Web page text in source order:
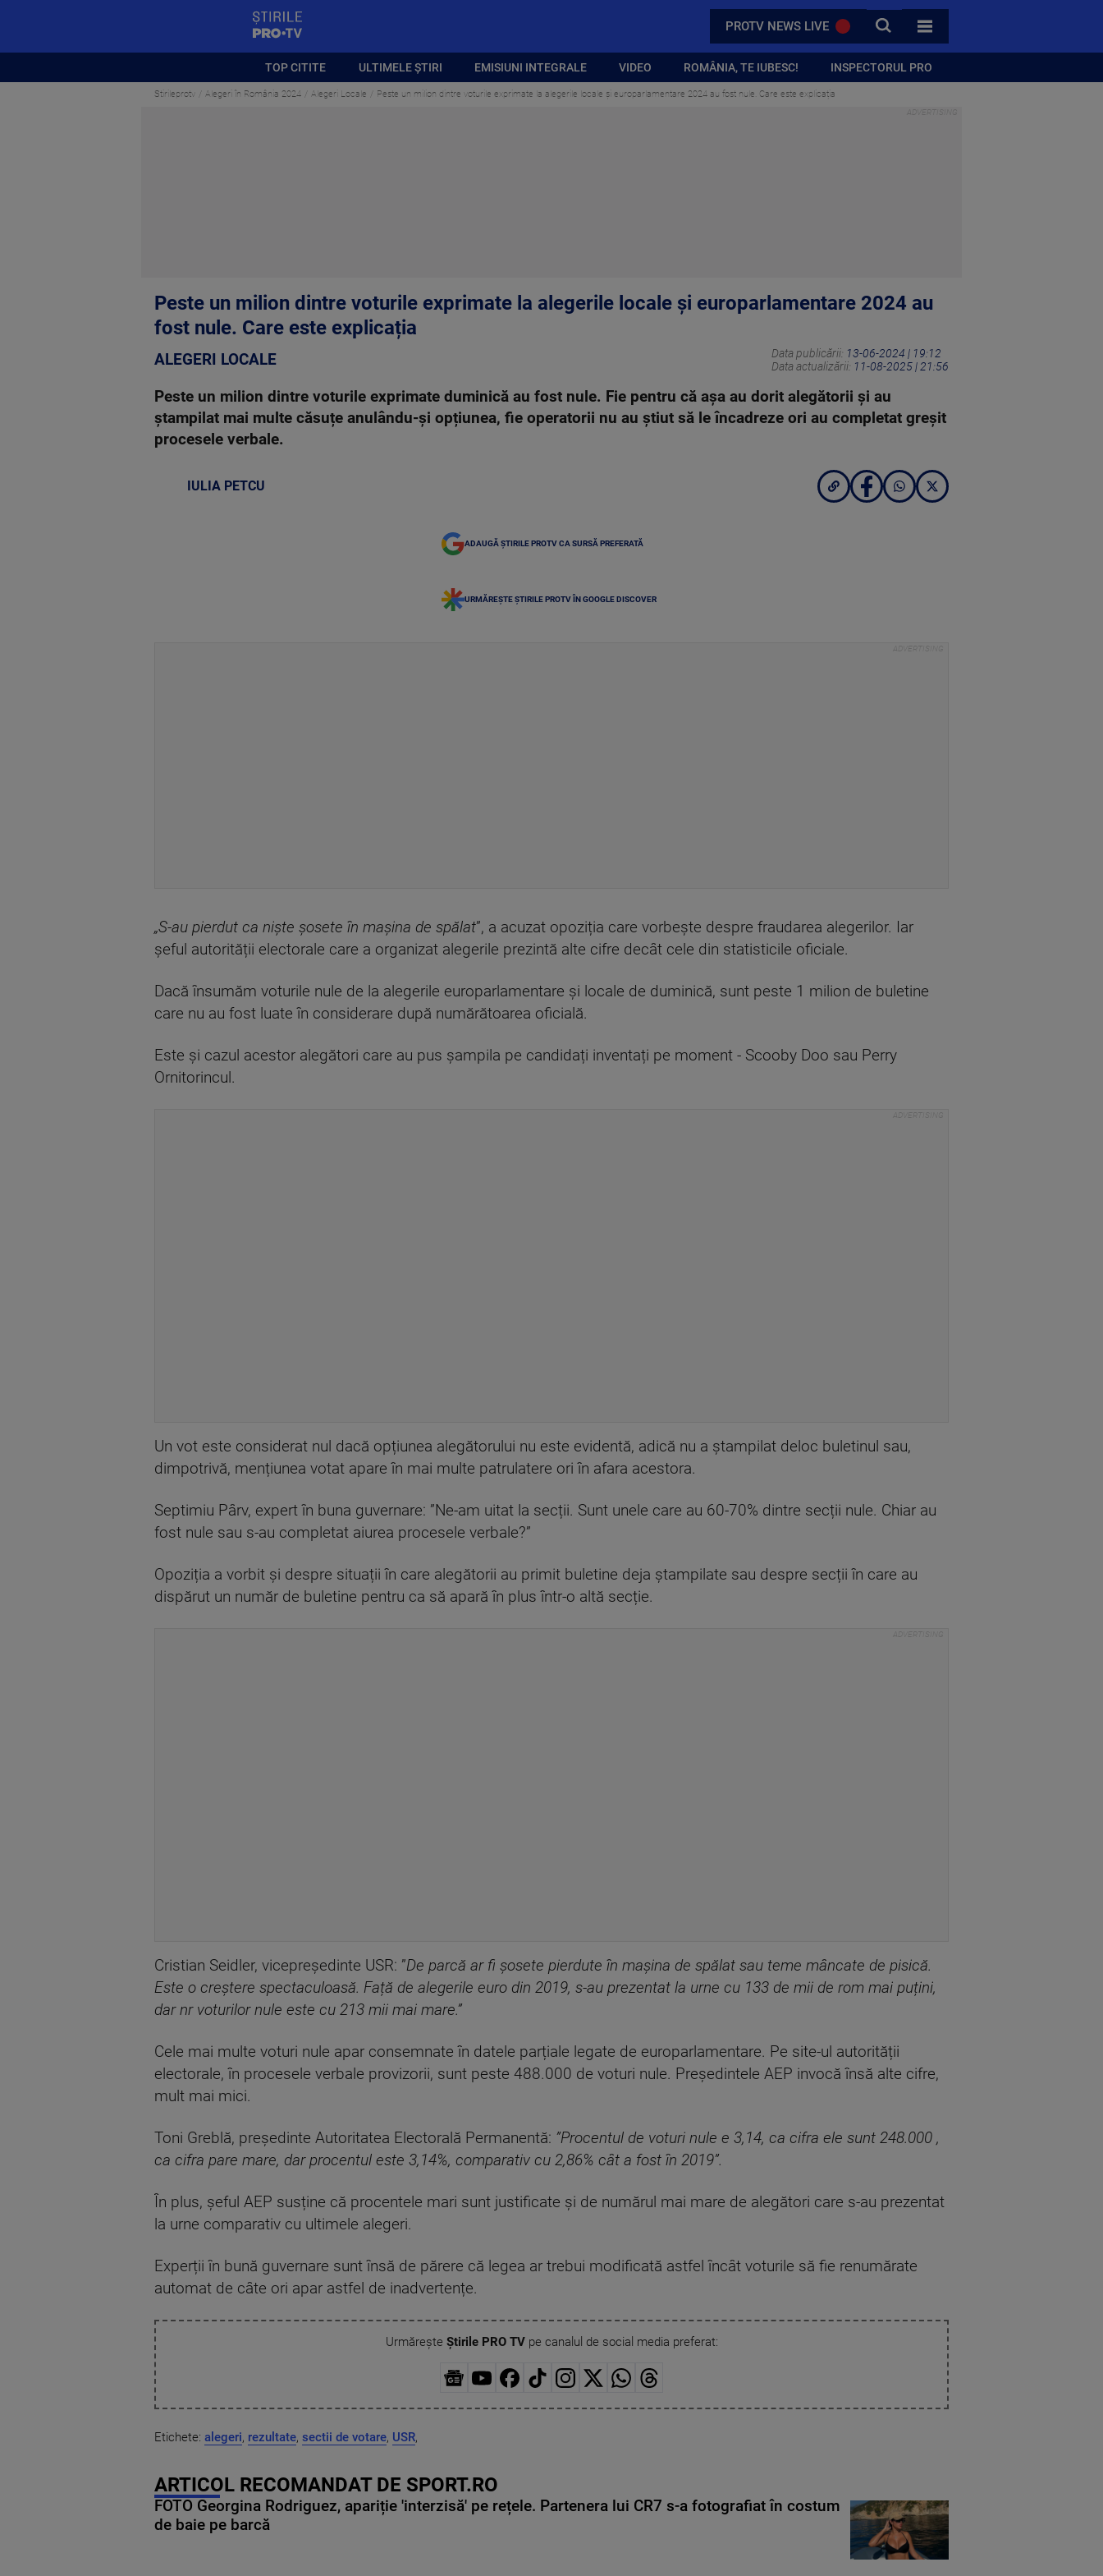
PROTV NEWS LIVE CAUTA
TOATE CATEGORIILE
TOP CITITE ULTIMELE ȘTIRI EMISIUNI INTEGRALE VIDEO ROMÂNIA, TE IUBESC! INSPECTORUL PRO
Stirileprotv Alegeri în România 2024 Alegeri Locale Peste un milion dintre voturile exprimate la alegerile locale și europarlamentare 2024 au fost nule. Care este explicația
Peste un milion dintre voturile exprimate la alegerile locale și europarlamentare 2024 au
fost nule. Care este explicația
ALEGERI LOCALE Data publicării: 13-06-2024 | 19:12
Data actualizării: 11-08-2025 | 21:56
Peste un milion dintre voturile exprimate duminică au fost nule. Fie pentru că așa au dorit alegătorii și au
ștampilat mai multe căsuțe anulându-și opțiunea, fie operatorii nu au știut să le încadreze ori au completat greșit
procesele verbale.
IULIA PETCU
ADAUGĂ ȘTIRILE PROTV CA SURSĂ PREFERATĂ
URMĂREȘTE ȘTIRILE PROTV ÎN GOOGLE DISCOVER
„S-au pierdut ca niște șosete în mașina de spălat”, a acuzat opoziția care vorbește despre fraudarea alegerilor. Iar
șeful autorității electorale care a organizat alegerile prezintă alte cifre decât cele din statisticile oficiale.
Dacă însumăm voturile nule de la alegerile europarlamentare și locale de duminică, sunt peste 1 milion de buletine
care nu au fost luate în considerare după numărătoarea oficială.
Este și cazul acestor alegători care au pus șampila pe candidați inventați pe moment - Scooby Doo sau Perry
Ornitorincul.
Un vot este considerat nul dacă opțiunea alegătorului nu este evidentă, adică nu a ștampilat deloc buletinul sau,
dimpotrivă, mențiunea votat apare în mai multe patrulatere ori în afara acestora.
Septimiu Pârv, expert în buna guvernare: ”Ne-am uitat la secții. Sunt unele care au 60-70% dintre secții nule. Chiar au
fost nule sau s-au completat aiurea procesele verbale?”
Opoziția a vorbit și despre situații în care alegătorii au primit buletine deja ștampilate sau despre secții în care au
dispărut un număr de buletine pentru ca să apară în plus într-o altă secție.
Cristian Seidler, vicepreședinte USR: ”De parcă ar fi șosete pierdute în mașina de spălat sau teme mâncate de pisică.
Este o creștere spectaculoasă. Față de alegerile euro din 2019, s-au prezentat la urne cu 133 de mii de rom mai puțini,
dar nr voturilor nule este cu 213 mii mai mare.”
Cele mai multe voturi nule apar consemnate în datele parțiale legate de europarlamentare. Pe site-ul autorității
electorale, în procesele verbale provizorii, sunt peste 488.000 de voturi nule. Președintele AEP invocă însă alte cifre,
mult mai mici.
Toni Greblă, președinte Autoritatea Electorală Permanentă: ”Procentul de voturi nule e 3,14, ca cifra ele sunt 248.000 ,
ca cifra pare mare, dar procentul este 3,14%, comparativ cu 2,86% cât a fost în 2019”.
În plus, șeful AEP susține că procentele mari sunt justificate și de numărul mai mare de alegători care s-au prezentat
la urne comparativ cu ultimele alegeri.
Experții în bună guvernare sunt însă de părere că legea ar trebui modificată astfel încât voturile să fie renumărate
automat de câte ori apar astfel de inadvertențe.
Urmărește Știrile PRO TVpe canalul de social media preferat:
Etichete: alegeri, rezultate, sectii de votare, USR,
ARTICOL RECOMANDAT DE SPORT.RO
FOTO Georgina Rodriguez, apariție 'interzisă' pe rețele. Partenera lui CR7 s-a fotografiat în costum
de baie pe barcă